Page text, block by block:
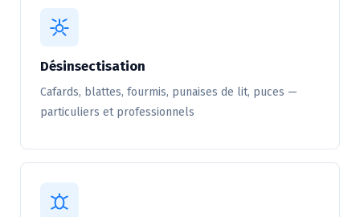
Désinsectisation
Cafards, blattes, fourmis, punaises de lit, puces —
particuliers et professionnels